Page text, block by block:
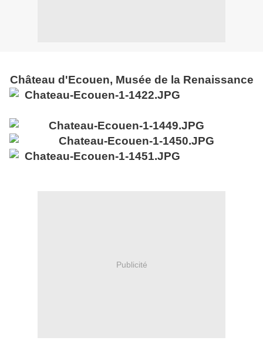
Château d'Ecouen, Musée de la Renaissance
Publicité